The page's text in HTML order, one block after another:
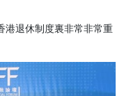
港退休制度裏非常非常重